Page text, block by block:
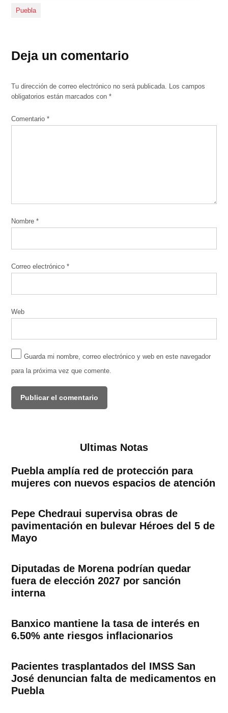
Puebla
Deja un comentario
Tu dirección de correo electrónico no será publicada.
Los campos
obligatorios están marcados con*
Comentario*
Nombre*
Correo electrónico*
Web
Guarda mi nombre, correo electrónico y web en este navegador
para la próxima vez que comente.
Ultimas Notas
Puebla amplía red de protección para
mujeres con nuevos espacios de atención
Pepe Chedraui supervisa obras de
pavimentación en bulevar Héroes del 5 de
Mayo
Diputadas de Morena podrían quedar
fuera de elección 2027 por sanción
interna
Banxico mantiene la tasa de interés en
6.50% ante riesgos inflacionarios
Pacientes trasplantados del IMSS San
José denuncian falta de medicamentos en
Puebla